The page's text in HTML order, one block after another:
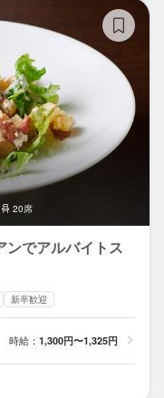
20席
でアルバイトス
新卒歓迎
時給： 1,300円〜1,325円